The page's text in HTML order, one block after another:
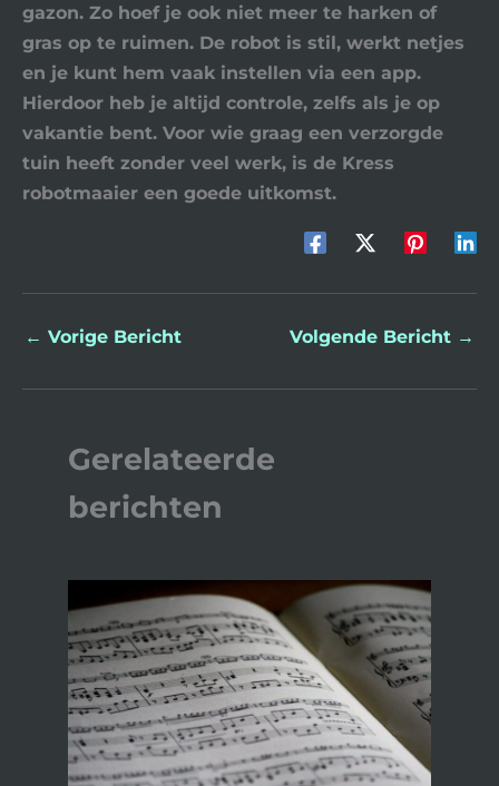
gazon. Zo hoef je ook niet meer te harken of
gras op te ruimen. De robot is stil, werkt netjes
en je kunt hem vaak instellen via een app.
Hierdoor heb je altijd controle, zelfs als je op
vakantie bent. Voor wie graag een verzorgde
tuin heeft zonder veel werk, is de Kress
robotmaaier een goede uitkomst.
← Vorige Bericht Volgende Bericht →
Gerelateerde
berichten